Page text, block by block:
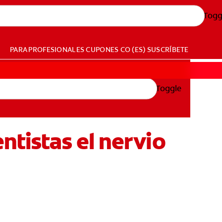
PARA PROFESIONALESCUPONES CO (ES) SUSCRÍBETE
Toggle
el nervio